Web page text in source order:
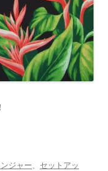
ジャー、 セットアッ